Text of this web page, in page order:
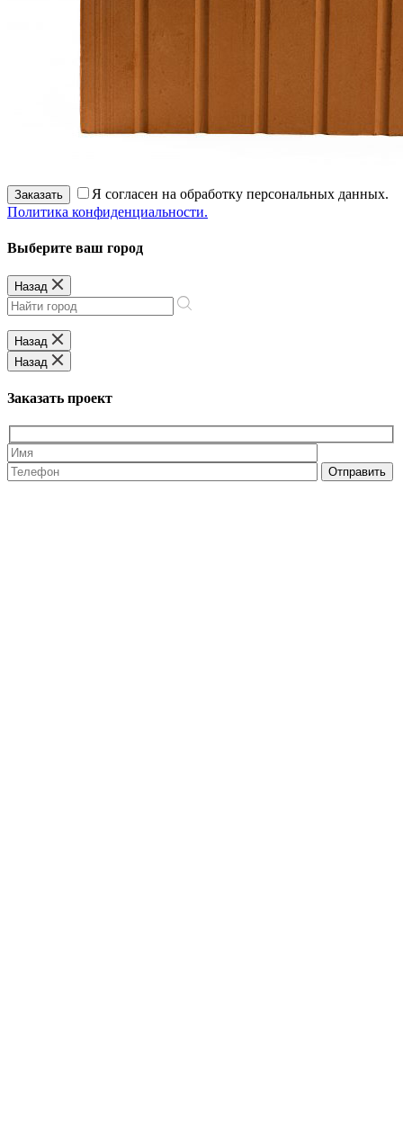
Заказать
Я согласен на обработку персональных данных.
Политика конфиденциальности.
Выберите ваш город
Назад
Назад
Назад
Заказать проект